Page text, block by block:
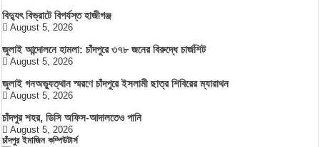
বিদ্যুৎ বিভ্রাটে বিপর্যস্ত হাজীগঞ্জ
August 5, 2026
জুলাই আন্দোলনে হামলা: চাঁদপুরে ৩৭৮ জনের বিরুদ্ধে চার্জশিট
August 5, 2026
জুলাই গনঅভ্যুত্থান স্মরণে চাঁদপুরে ইসলামী ছাত্র শিবিরের ম্যারাথন
August 5, 2026
চাঁদপুর শহর, ডিসি অফিস-আদালতেও পানি
August 5, 2026
চাঁদপুর ইমাজিন কম্পিউটার্স